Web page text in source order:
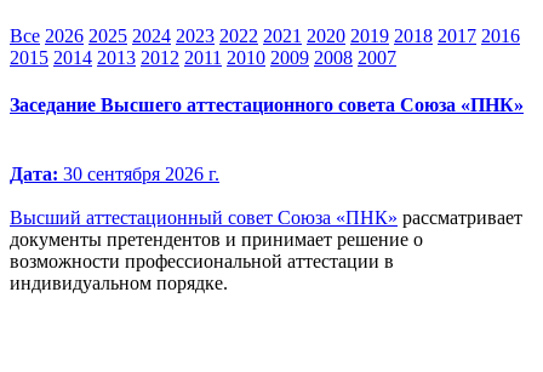
Все 2026 2025 2024 2023 2022 2021 2020 2019 2018 2017 2016
2015 2014 2013 2012 2011 2010 2009 2008 2007
Заседание Высшего аттестационного совета Союза «ПНК»
Дата: 30 сентября 2026 г.
Высший аттестационный совет Союза «ПНК» рассматривает
документы претендентов и принимает решение о
возможности профессиональной аттестации в
индивидуальном порядке.